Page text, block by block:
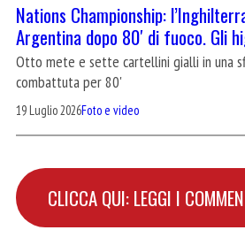
Nations Championship:
Argentina dopo 80′ di fuoco. Gli
Otto mete e sette cartellini gialli in una
combattuta per 80'
19 Luglio 2026Foto e video
CLICCA QUI: LEGGI I